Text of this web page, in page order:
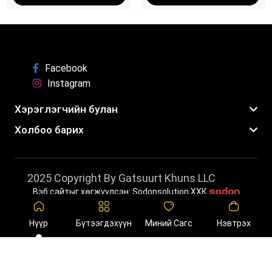
Нүүр Бүтээгдэхүүн Миний Сагс Нэвтрэх
Facebook
Instagram
Хэрэглэгчийн булан
Холбоо барих
2025 Copyright By Gatsuurt Khuns LLC
Вэб сайтыг хөгжүүлсэн: Sodonsolution ХХК